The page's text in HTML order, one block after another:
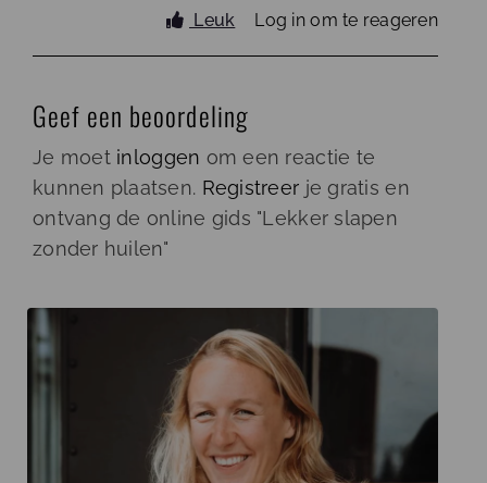
Leuk
Log in om te reageren
Geef een beoordeling
Je moet inloggen om een reactie te
kunnen plaatsen. Registreer je gratis en
ontvang de online gids "Lekker slapen
zonder huilen"